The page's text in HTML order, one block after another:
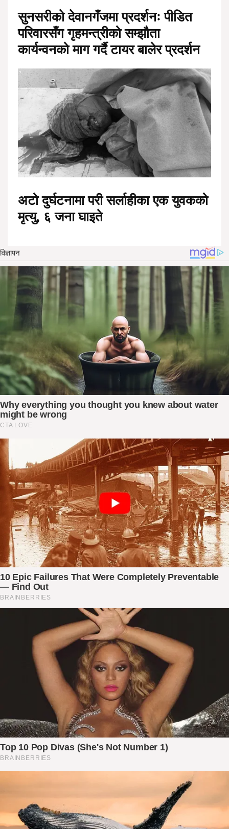
सुनसरीको देवानगँजमा प्रदर्शनः पीडित
परिवारसँग गृहमन्त्रीको सम्झौता
कार्यन्वनको माग गर्दै टायर बालेर प्रदर्शन
अटो दुर्घटनामा परी सर्लाहीका एक युवकको
मृत्यु, ६ जना घाइते